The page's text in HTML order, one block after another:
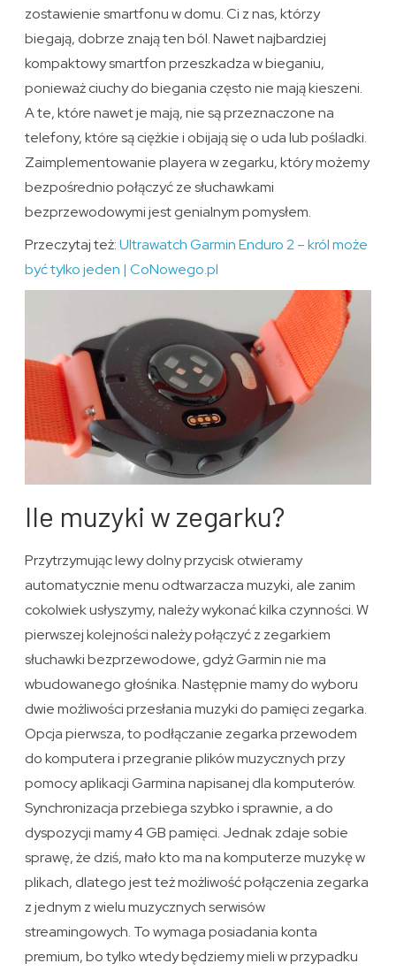
zostawienie smartfonu w domu. Ci z nas, którzy
biegają, dobrze znają ten ból. Nawet najbardziej
kompaktowy smartfon przeszkadza w bieganiu,
ponieważ ciuchy do biegania często nie mają kieszeni.
A te, które nawet je mają, nie są przeznaczone na
telefony, które są ciężkie i obijają się o uda lub pośladki.
Zaimplementowanie playera w zegarku, który możemy
bezpośrednio połączyć ze słuchawkami
bezprzewodowymi jest genialnym pomysłem.
Przeczytaj też:Ultrawatch Garmin Enduro 2 – król może
być tylko jeden | CoNowego.pl
Ile muzyki w zegarku?
Przytrzymując lewy dolny przycisk otwieramy
automatycznie menu odtwarzacza muzyki, ale zanim
cokolwiek usłyszymy, należy wykonać kilka czynności. W
pierwszej kolejności należy połączyć z zegarkiem
słuchawki bezprzewodowe, gdyż Garmin nie ma
wbudowanego głośnika. Następnie mamy do wyboru
dwie możliwości przesłania muzyki do pamięci zegarka.
Opcja pierwsza, to podłączanie zegarka przewodem
do komputera i przegranie plików muzycznych przy
pomocy aplikacji Garmina napisanej dla komputerów.
Synchronizacja przebiega szybko i sprawnie, a do
dyspozycji mamy 4 GB pamięci. Jednak zdaje sobie
sprawę, że dziś, mało kto ma na komputerze muzykę w
plikach, dlatego jest też możliwość połączenia zegarka
z jednym z wielu muzycznych serwisów
streamingowych. To wymaga posiadania konta
premium, bo tylko wtedy będziemy mieli w przypadku